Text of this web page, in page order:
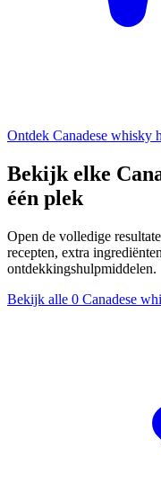
Ontdek Canadese whisky
Bekijk elke
één plek
Open de volledige
recepten, extra
ontdekkingshulpmiddelen.
Bekijk alle 0 Canadese